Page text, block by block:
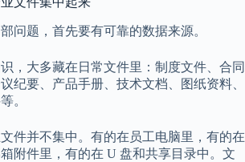
问题，首先要有可靠的数据来源。
，大多藏在日常文件里：制度文件、合同
纪要、产品手册、技术文档、图纸资料、
。
件并不集中。有的在员工电脑里，有的在
附件里，有的在 U 盘和共享目录中。文